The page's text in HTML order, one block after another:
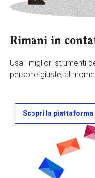
Rimani in
Usa i migliori strumenti
persone giuste, al
Scopri la piattaforma